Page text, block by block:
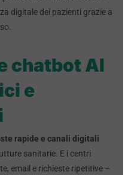
digitale dei pazienti grazie a
chatbot AI
e
rapide e canali digitali
sanitarie. E i centri
email e richieste ripetitive –